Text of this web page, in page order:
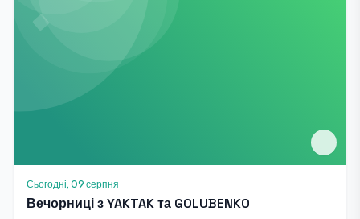
Сьогодні, 09 серпня
Вечорниці з YAKTAK та GOLUBENKO